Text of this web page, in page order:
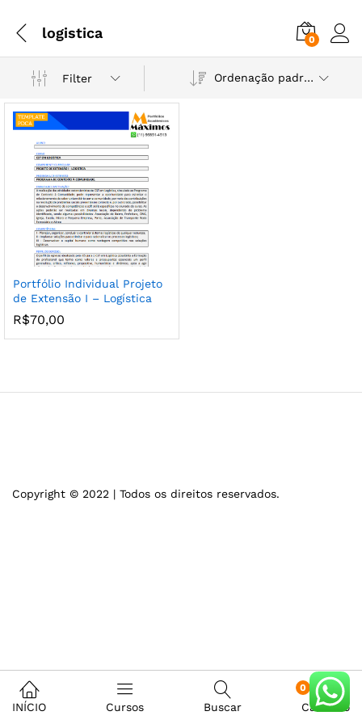
logistica 0
Filter Ordenação padrão
Portfólio Individual Projeto
de Extensão I – Logística
R$70,00
Copyright © 2022 | Todos os direitos reservados.
INÍCIO Cursos Buscar
0
Carrinho